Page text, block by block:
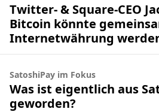
Twitter- & Square-CEO
Bitcoin könnte
Internetwährung
SatoshiPay im Fokus
Was ist eigentlich aus
geworden?